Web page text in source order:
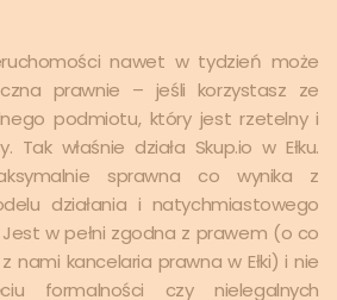
nawet w tydzień może
prawnie – jeśli korzystasz ze
podmiotu, który jest rzetelny i
Tak właśnie działa Skup.io w Ełku.
sprawna co wynika z
działania i natychmiastowego
w pełni zgodna z prawem (o co
nami kancelaria prawna w Ełki) i nie
formalności czy nielegalnych